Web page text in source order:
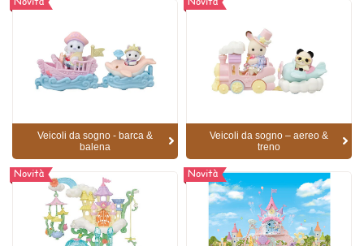
Veicoli da sogno - barca &
balena
Veicoli da sogno – aereo &
treno
Novità Novità